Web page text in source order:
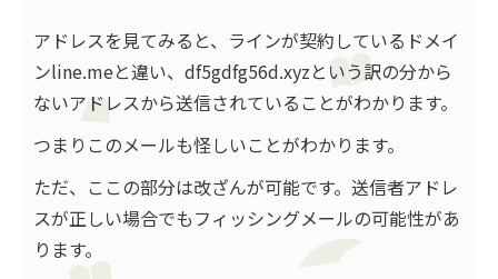
アドレスを見てみると、ラインが契約しているドメイ
ンline.meと違い、df5gdfg56d.xyzという訳の分から
ないアドレスから送信されていることがわかります。
つまりこのメールも怪しいことがわかります。
ただ、 ここの部分は改ざんが可能です。送信者アドレ
スが正しい場合でもフィッシングメールの可能性があ
ります。